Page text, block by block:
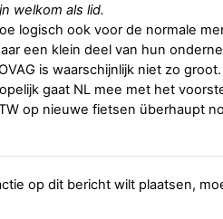
welkom als lid.
logisch ook voor de normale
een klein deel van hun
is waarschijnlijk niet zo
gaat NL mee met het
op nieuwe fietsen überhaupt
op dit bericht wilt plaatsen,